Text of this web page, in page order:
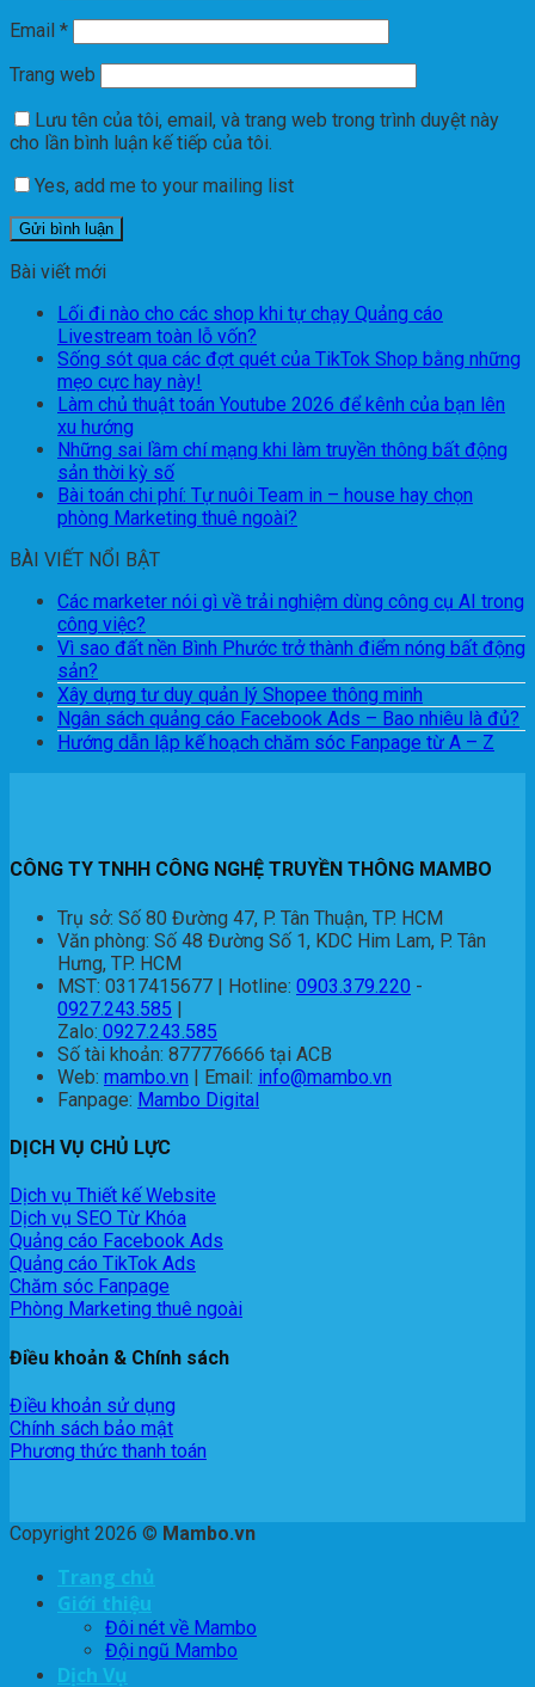
Email *
Trang web
Lưu tên của tôi, email, và trang web trong trình duyệt này
cho lần bình luận kế tiếp của tôi.
Yes, add me to your mailing list
Bài viết mới
Lối đi nào cho các shop khi tự chạy Quảng cáo
Livestream toàn lỗ vốn?
Sống sót qua các đợt quét của TikTok Shop bằng những
mẹo cực hay này!
Làm chủ thuật toán Youtube 2026 để kênh của bạn lên
xu hướng
Những sai lầm chí mạng khi làm truyền thông bất động
sản thời kỳ số
Bài toán chi phí: Tự nuôi Team in – house hay chọn
phòng Marketing thuê ngoài?
BÀI VIẾT NỔI BẬT
Các marketer nói gì về trải nghiệm dùng công cụ AI trong
công việc?
Vì sao đất nền Bình Phước trở thành điểm nóng bất động
sản?
Xây dựng tư duy quản lý Shopee thông minh
Ngân sách quảng cáo Facebook Ads – Bao nhiêu là đủ?
Hướng dẫn lập kế hoạch chăm sóc Fanpage từ A – Z
CÔNG TY TNHH CÔNG NGHỆ TRUYỀN THÔNG MAMBO
Trụ sở: Số 80 Đường 47, P. Tân Thuận, TP. HCM
Văn phòng: Số 48 Đường Số 1, KDC Him Lam, P. Tân
Hưng, TP. HCM
MST: 0317415677 | Hotline: 0903.379.220 -
0927.243.585 |
Zalo: 0927.243.585
Số tài khoản: 877776666 tại ACB
Web: mambo.vn | Email: info@mambo.vn
Fanpage: Mambo Digital
DỊCH VỤ CHỦ LỰC
Dịch vụ Thiết kế Website
Dịch vụ SEO Từ Khóa
Quảng cáo Facebook Ads
Quảng cáo TikTok Ads
Chăm sóc Fanpage
Phòng Marketing thuê ngoài
Điều khoản & Chính sách
Điều khoản sử dụng
Chính sách bảo mật
Phương thức thanh toán
Copyright 2026 © Mambo.vn
Trang chủ
Giới thiệu
Đôi nét về Mambo
Đội ngũ Mambo
Dịch Vụ